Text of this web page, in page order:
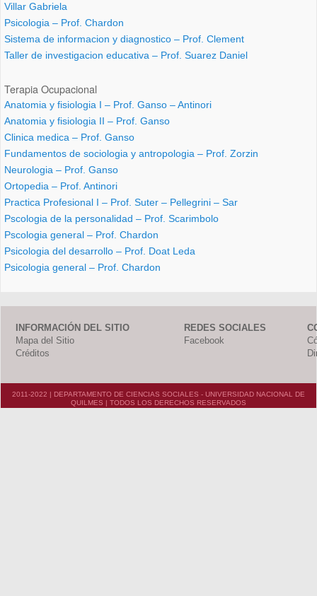
Villar Gabriela
Psicologia – Prof. Chardon
Sistema de informacion y diagnostico – Prof. Clement
Taller de investigacion educativa – Prof. Suarez Daniel
Terapia Ocupacional
Anatomia y fisiologia I – Prof. Ganso – Antinori
Anatomia y fisiologia II – Prof. Ganso
Clinica medica – Prof. Ganso
Fundamentos de sociologia y antropologia – Prof. Zorzin
Neurologia – Prof. Ganso
Ortopedia – Prof. Antinori
Practica Profesional I – Prof. Suter – Pellegrini – Sar
Pscologia de la personalidad – Prof. Scarimbolo
Pscologia general – Prof. Chardon
Psicologia del desarrollo – Prof. Doat Leda
Psicologia general – Prof. Chardon
INFORMACIÓN DEL SITIO
Mapa del Sitio
Créditos
REDES SOCIALES
Facebook
2011-2022 | DEPARTAMENTO DE CIENCIAS SOCIALES - UNIVERSIDAD NACIONAL DE
QUILMES | TODOS LOS DERECHOS RESERVADOS